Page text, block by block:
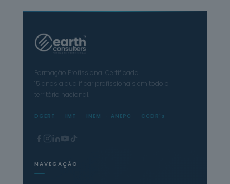
Formação Profissional Certificada.
15 anos a qualificar profissionais em todo o
território nacional.
DGERT IMT INEM ANEPC CCDR's
NAVEGAÇÃO